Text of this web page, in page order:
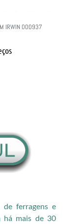
IRWIN 000937
de ferragens e
há mais de 30